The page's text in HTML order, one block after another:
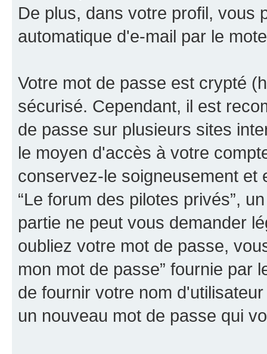
De plus, dans votre profil, vous
automatique d'e-mail par le
Votre mot de passe est crypté
sécurisé. Cependant, il est
de passe sur plusieurs sites
le moyen d'accès à votre
conservez-le soigneusement et
“Le forum des pilotes privés”,
partie ne peut vous demander
oubliez votre mot de passe,
mon mot de passe” fournie par
de fournir votre nom
un nouveau mot de passe qui